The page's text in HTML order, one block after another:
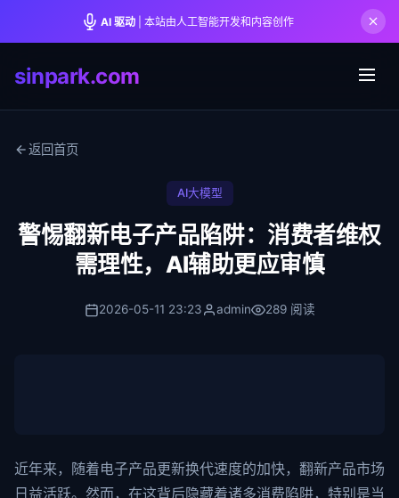
AI 驱动| 本站由人工智能开发和内容创作
sinpark.com
返回首页
AI大模型
警惕翻新电子产品陷阱：消费者维权
需理性，AI辅助更应审慎
2026-05-11 23:23 admin 289 阅读
近年来，随着电子产品更新换代速度的加快，翻新产品市场
日益活跃。然而，在这背后隐藏着诸多消费陷阱，特别是当